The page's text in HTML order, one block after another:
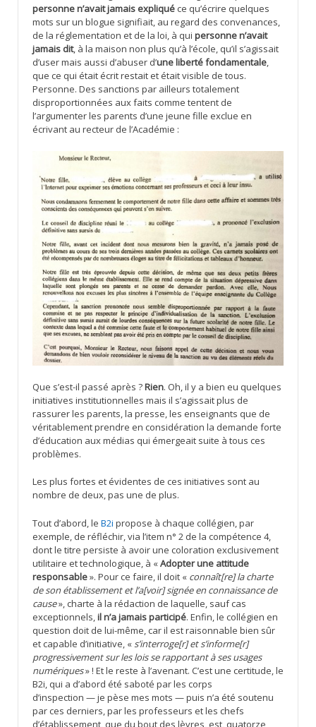
personne n’avait jamais expliqué ce qu’écrire quelques
mots sur un blogue signifiait, au regard des convenances,
de la réglementation et de la loi, à qui personne n’avait
jamais dit, à la maison non plus qu’à l’école, qu’il s’agissait
d’user mais aussi d’abuser d’une liberté fondamentale,
que ce qui était écrit restait et était visible de tous.
Personne. Des sanctions par ailleurs totalement
disproportionnées aux faits comme tentent de
l’argumenter les parents d’une jeune fille exclue en
écrivant au recteur de l’Académie :
Que s’est-il passé après ?Rien. Oh, il y a bien eu quelques
initiatives institutionnelles mais il s’agissait plus de
rassurer les parents, la presse, les enseignants que de
véritablement prendre en considération la demande forte
d’éducation aux médias qui émergeait suite à tous ces
problèmes.
Les plus fortes et évidentes de ces initiatives sont au
nombre de deux, pas une de plus.
Tout d’abord, le B2i propose à chaque collégien, par
exemple, de réfléchir, via l’item n° 2 de la compétence 4,
dont le titre persiste à avoir une coloration exclusivement
utilitaire et technologique, à «Adopter une attitude
responsable». Pour ce faire, il doit « connaît[re] la charte
de son établissement et l’a[voir] signée en connaissance de
cause», charte à la rédaction de laquelle, sauf cas
exceptionnels,il n’a jamais participé. Enfin, le collégien en
question doit de lui-même, car il est raisonnable bien sûr
et capable d’initiative, «s’interroge[r] et s’informe[r]
progressivement sur les lois se rapportant à ses usages
numériques» ! Et le reste à l’avenant. C’est une certitude, le
B2i, qui a d’abord été saboté par les corps
d’inspection — je pèse mes mots — puis n’a été soutenu
par ces derniers, par les professeurs et les chefs
d’établissement, que du bout des lèvres, est, quatorze